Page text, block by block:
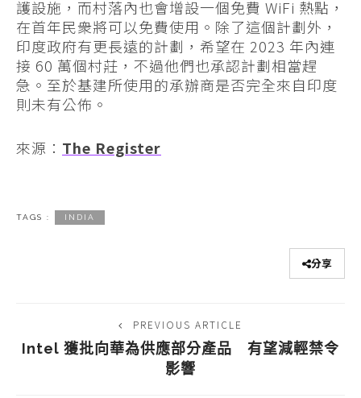
護設施，而村落內也會增設一個免費 WiFi 熱點，
在首年民衆將可以免費使用。除了這個計劃外，
印度政府有更長遠的計劃，希望在 2023 年內連
接 60 萬個村莊，不過他們也承認計劃相當趕
急。至於基建所使用的承辦商是否完全來自印度
則未有公佈。
來源： The Register
TAGS : INDIA
分享
PREVIOUS ARTICLE
Intel 獲批向華為供應部分產品 有望減輕禁令
影響